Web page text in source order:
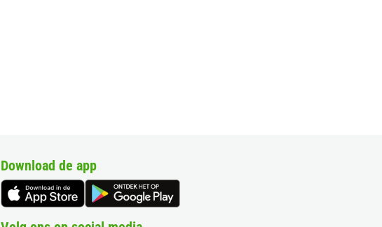
Download de app